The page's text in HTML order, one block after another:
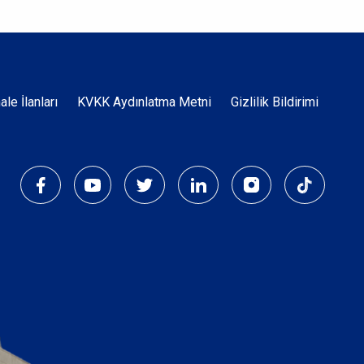
İlanları KVKK Aydınlatma Metni Gizlilik Bildirimi